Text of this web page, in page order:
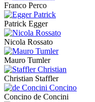
Franco Perco
Patrick Egger
Nicola Rossato
Mauro Tumler
Christian Staffler
Concino de Concini